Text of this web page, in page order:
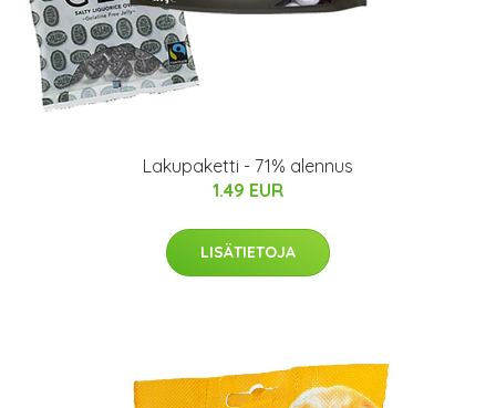
Lakupaketti - 71% alennus
1.49 EUR
LISÄTIETOJA